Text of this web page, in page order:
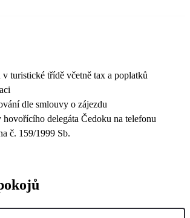
turistické třídě včetně tax a poplatků
dle smlouvy o zájezdu
delegáta Čedoku na telefonu
č. 159/1999 Sb.